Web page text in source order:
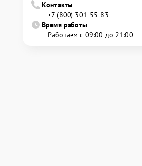
Контакты
+7 (800) 301-55-83
Время работы
Работаем с 09:00 до 21:00